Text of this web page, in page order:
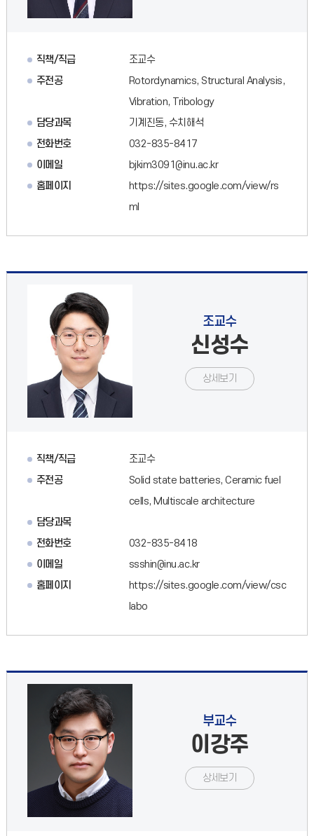
직책/직급
조교수
주전공
Rotordynamics, Structural Analysis,
Vibration, Tribology
담당과목
기계진동, 수치해석
전화번호
032-835-8417
이메일
bjkim3091@inu.ac.kr
홈페이지
https://sites.google.com/view/rs
ml
조교수
신성수
상세보기
직책/직급
조교수
주전공
Solid state batteries, Ceramic fuel
cells, Multiscale architecture
담당과목
전화번호
032-835-8418
이메일
ssshin@inu.ac.kr
홈페이지
https://sites.google.com/view/csc
labo
부교수
이강주
상세보기